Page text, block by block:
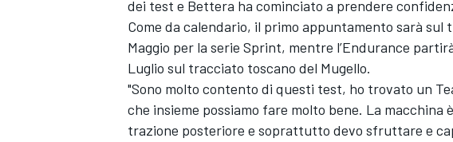
dei test e Bettera ha cominciato a prendere
Come da calendario, il primo appuntamento sarà sul
Maggio per la serie Sprint, mentre l’Endurance
Luglio sul tracciato toscano del Mugello.
"Sono molto contento di questi test, ho trovato un
che insieme possiamo fare molto bene. La macchina
trazione posteriore e soprattutto devo sfruttare e